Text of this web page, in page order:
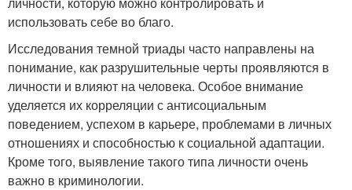
использовать себе во благо.
Исследования темной триады часто направлены на
понимание, как разрушительные черты проявляются в
личности и влияют на человека. Особое внимание
уделяется их корреляции с антисоциальным
поведением, успехом в карьере, проблемами в личных
отношениях и способностью к социальной адаптации.
Кроме того, выявление такого типа личности очень
важно в криминологии.